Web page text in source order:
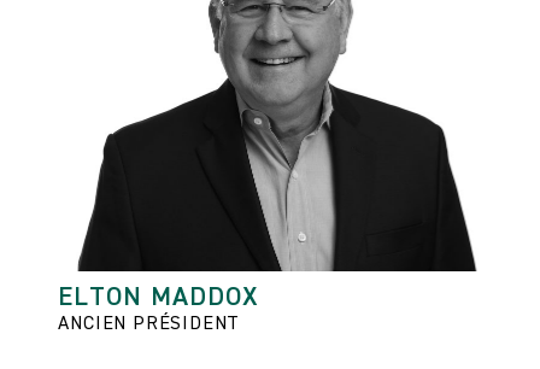
ELTON MADDOX
ANCIEN PRÉSIDENT